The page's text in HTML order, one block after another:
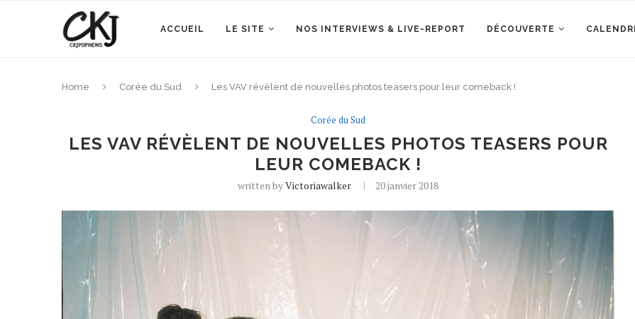
ACCUEIL LE SITE NOS INTERVIEWS & LIVE-REPORT DÉCOUVERTE
Home Corée du Sud Les VAV révèlent de nouvelles photos teasers pour leur comeback !
Corée du Sud
LES VAV RÉVÈLENT DE NOUVELLES PHOTOS TEASERS POUR
LEUR COMEBACK !
written byVictoriawalker 20 janvier 2018